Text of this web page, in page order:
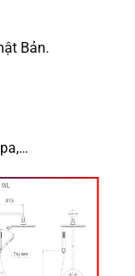
Bản.